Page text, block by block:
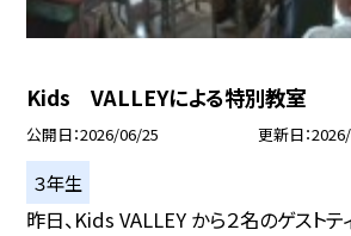
Kids VALLEYによる特別教室
公開日 2026/06/25 更新日
３年生
昨日、Kids VALLEY から２名のゲストテ